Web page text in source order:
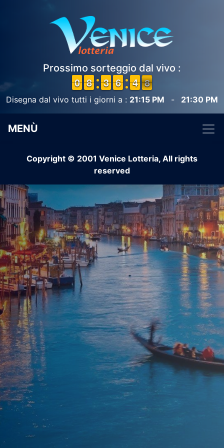
Prossimo sorteggio dal vivo :
9
9
0
0 7
7
8
8 2
2
3
3 5
5
6
6 5
4
4 8
7
Disegna dal vivo tutti i giorni a : 21:15 PM - 21:30 PM
MENÙ
Copyright © 2001 Venice Lotteria, All rights
reserved